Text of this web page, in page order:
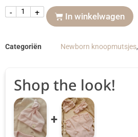
- + In winkelwagen
Categoriën Newborn knoopmutsjes,
Shop the look!
+